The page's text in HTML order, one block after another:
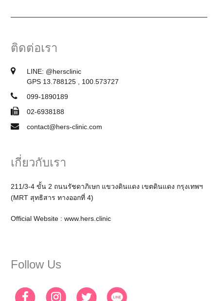
ติดต่อเรา
LINE: @hersclinic
GPS 13.788125 , 100.573727
099-1890189
02-6938188
contact@hers-clinic.com
เกี่ยวกับเรา
211/3-4 ขั้น 2 ถนนรัชดาภิเษก แขวงดินแดง เขตดินแดง กรุงเทพฯ
(MRT สุทธิสาร ทางออกที่ 4)
Official Website :www.hers.clinic
Follow Us